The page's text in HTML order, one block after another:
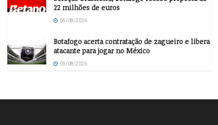
22 milhões de euros
05/08/2026
Botafogo acerta contratação de zagueiro e libera
atacante para jogar no México
05/08/2026